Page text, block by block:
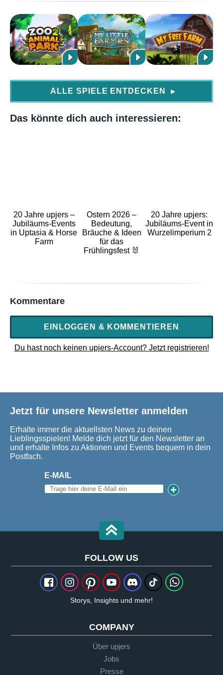
ALLE SPIELE ENTDECKEN ▶
Das könnte dich auch interessieren:
20 Jahre upjers –
Jubiläums-Events
in Uptasia & Horse
Farm
Ostern 2026 –
Bedeutung,
Bräuche & Ideen
für das
Frühlingsfest 🐰
20 Jahre upjers:
Jubiläums-Event in
Wurzelimperium 2
Kommentare
EINLOGGEN & KOMMENTIEREN
Du hast noch keinen upjers-Account? Jetzt registrieren!
Jetzt für unsere Newsletter anmelden
Erhalte immer die aktuellsten News zu deinen
Lieblingsspielen! Melde dich jetzt für den Newsletter an
und erhalte Infos zu Aktionen und Events bequem in dein
Postfach.
E-MAIL
FOLLOW US
Storys, Insights und mehr!
COMPANY
Über upjers
Jobs
Presse